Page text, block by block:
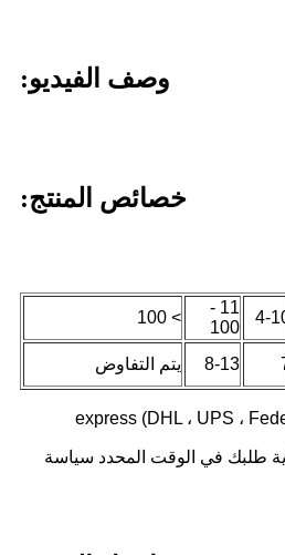
وصف الفيديو:
خصائص المنتج:
4-
11 -
100
> 100
8-13 يتم التفاوض
طلبك في الوقت المحدد سياسة